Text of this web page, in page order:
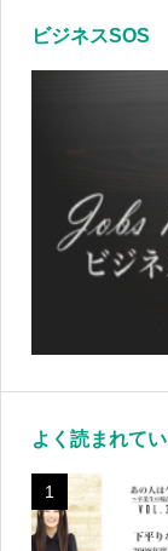
ビジネスSOS
よく読まれて
1